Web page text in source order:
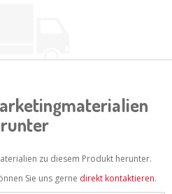
zu diesem Produkt herunter.
Sie uns gerne direkt kontaktieren.